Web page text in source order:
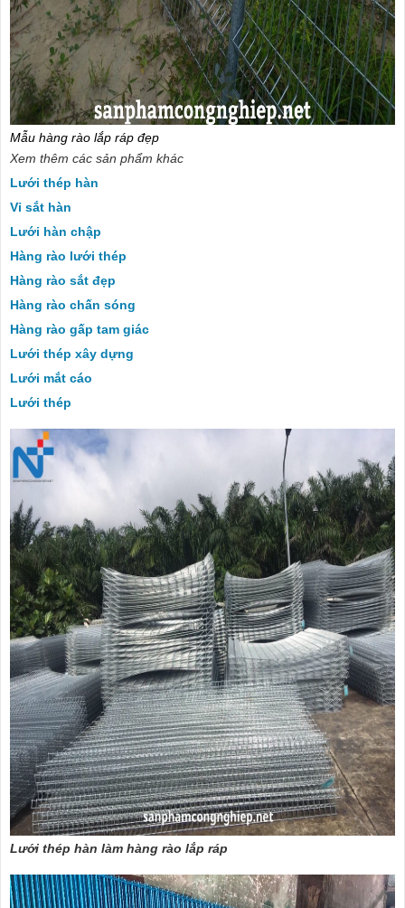
Mẫu hàng rào lắp ráp đẹp
Xem thêm các sản phẩm khác
Lưới thép hàn
Vỉ sắt hàn
Lưới hàn chập
Hàng rào lưới thép
Hàng rào sắt đẹp
Hàng rào chấn sóng
Hàng rào gấp tam giác
Lưới thép xây dựng
Lưới mắt cáo
Lưới thép
Lưới thép hàn làm hàng rào lắp ráp